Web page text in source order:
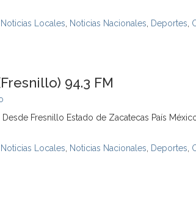
Noticias Locales Noticias Nacionales Deportes
94.3 FM
Fresnillo Estado de Zacatecas País
Noticias Locales Noticias Nacionales Deportes